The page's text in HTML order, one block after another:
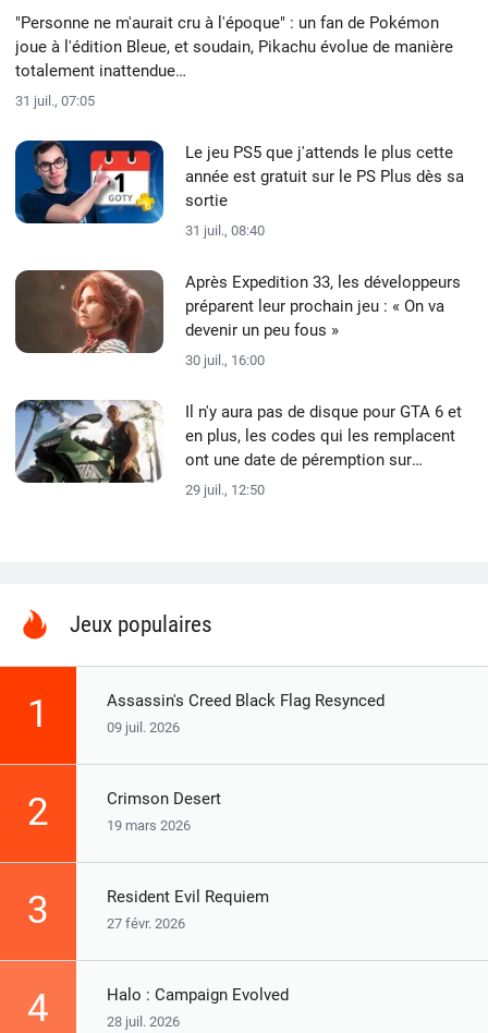
"Personne ne m'aurait cru à l'époque" : un fan de Pokémon
joue à l'édition Bleue, et soudain, Pikachu évolue de manière
totalement inattendue…
31 juil., 07:05
Le jeu PS5 que j'attends le plus cette
année est gratuit sur le PS Plus dès sa
sortie
31 juil., 08:40
Après Expedition 33, les développeurs
préparent leur prochain jeu : « On va
devenir un peu fous »
30 juil., 16:00
Il n'y aura pas de disque pour GTA 6 et
en plus, les codes qui les remplacent
ont une date de péremption sur
certaines versions
29 juil., 12:50
Jeux populaires
1 Assassin's Creed Black Flag Resynced
09 juil. 2026
2 Crimson Desert
19 mars 2026
3 Resident Evil Requiem
27 févr. 2026
4 Halo : Campaign Evolved
28 juil. 2026